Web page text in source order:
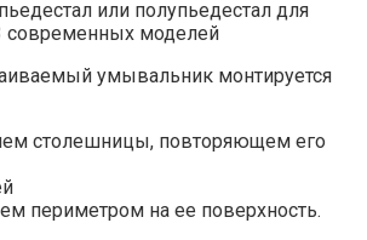
умывальник монтируется
столешницы, повторяющем его
периметром на ее поверхность.